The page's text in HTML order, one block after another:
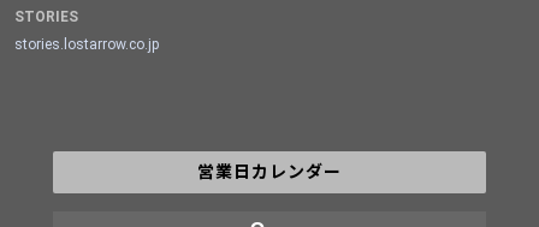
STORIES
stories.lostarrow.co.jp
営業日カレンダー